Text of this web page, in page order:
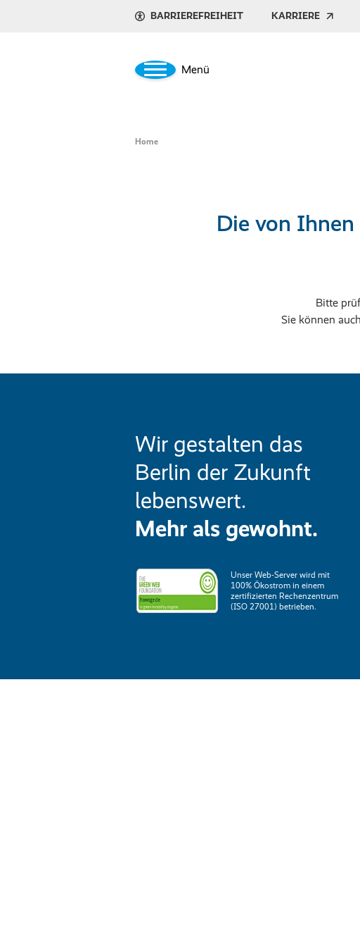
BARRIEREFREIHEIT KARRIERE
Menü
Home
Die von
Bitte
Sie können
Wir gestalten das
Berlin der Zukunft
lebenswert.
Mehr als gewohnt.
Unser Web-Server wird mit
100% Ökostrom in einem
zertifizierten Rechenzentrum
(ISO 27001) betrieben.